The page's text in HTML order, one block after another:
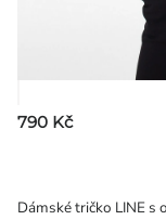
790 Kč
Dámské tričko LINE